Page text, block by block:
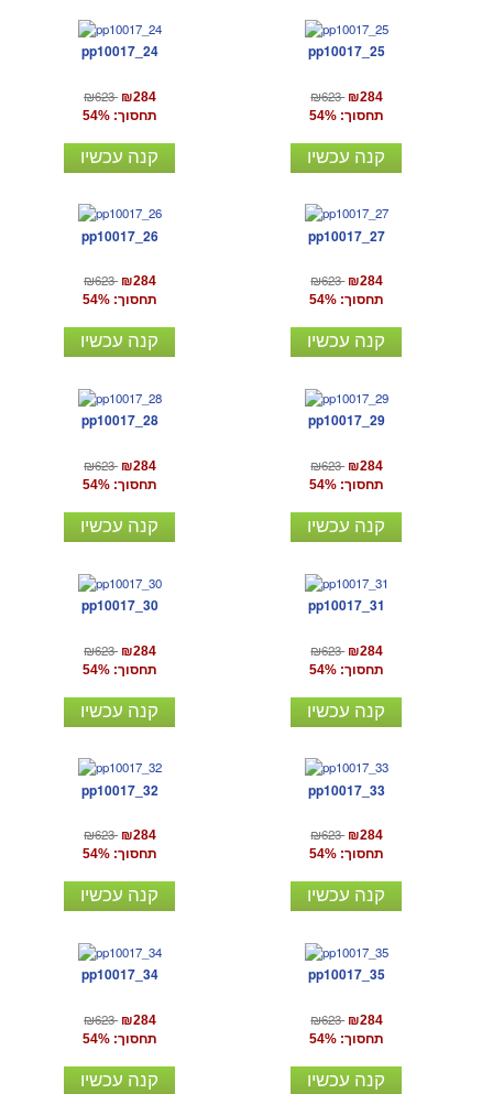
pp10017_24
₪623 ₪284
תחסוך: 54%
קנה עכשיו
pp10017_25
₪623 ₪284
תחסוך: 54%
קנה עכשיו
pp10017_26
₪623 ₪284
תחסוך: 54%
קנה עכשיו
pp10017_27
₪623 ₪284
תחסוך: 54%
קנה עכשיו
pp10017_28
₪623 ₪284
תחסוך: 54%
קנה עכשיו
pp10017_29
₪623 ₪284
תחסוך: 54%
קנה עכשיו
pp10017_30
₪623 ₪284
תחסוך: 54%
קנה עכשיו
pp10017_31
₪623 ₪284
תחסוך: 54%
קנה עכשיו
pp10017_32
₪623 ₪284
תחסוך: 54%
קנה עכשיו
pp10017_33
₪623 ₪284
תחסוך: 54%
קנה עכשיו
pp10017_34
₪623 ₪284
תחסוך: 54%
קנה עכשיו
pp10017_35
₪623 ₪284
תחסוך: 54%
קנה עכשיו